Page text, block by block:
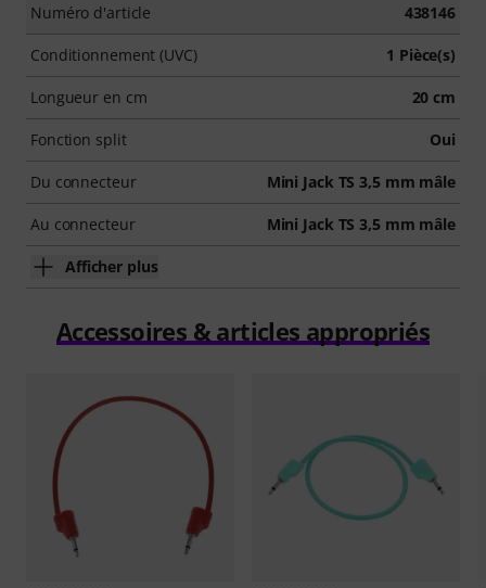
Numéro d'article 438146
Conditionnement (UVC) 1 Pièce(s)
Longueur en cm 20 cm
Fonction split Oui
Du connecteur Mini Jack TS 3,5 mm mâle
Au connecteur Mini Jack TS 3,5 mm mâle
Afficher plus
Accessoires & articles appropriés